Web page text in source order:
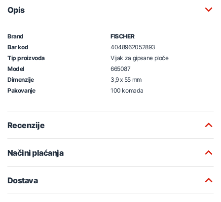
Opis
Brand
FISCHER
Bar kod
4048962052893
Tip proizvoda
Vijak za gipsane ploče
Model
665087
Dimenzije
3,9 x 55 mm
Pakovanje
100 komada
Recenzije
Načini plaćanja
Dostava